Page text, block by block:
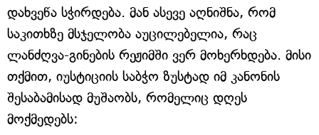
დახვეწა სჭირდება. მან ასევე აღნიშნა, რომ
საკითხზე მსჯელობა აუცილებელია, რაც
ლანძღვა-გინების რეჟიმში ვერ მოხერხდება. მისი
თქმით, იუსტიციის საბჭო ზუსტად იმ კანონის
შესაბამისად მუშაობს, რომელიც დღეს
მოქმედებს: